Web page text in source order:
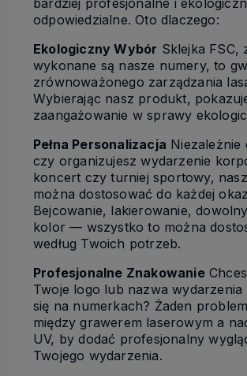
bardziej profesjonalne i
odpowiedzialne. Oto dlaczego:
Ekologiczny Wybór Sklejka FSC,
wykonane są nasze numery, to
zrównoważonego zarządzania
Wybierając nasz produkt,
zaangażowanie w sprawy
Pełna Personalizacja Niezależnie
czy organizujesz wydarzenie
koncert czy turniej sportowy,
można dostosować do każdej
Bejcowanie, lakierowanie,
kolor — wszystko to można
według Twoich potrzeb.
Profesjonalne Znakowanie
Twoje logo lub nazwa wydarzenia
się na numerkach? Żaden
między grawerem laserowym a
UV, by dodać profesjonalny
Twojego wydarzenia.